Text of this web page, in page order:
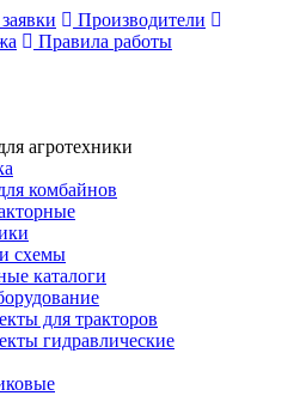
Производители
Правила работы
агротехники
комбайнов
схемы
каталоги
для тракторов
гидравлические